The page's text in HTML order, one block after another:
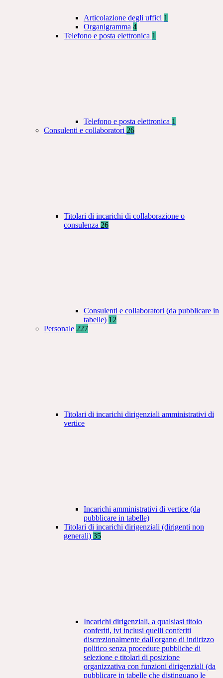
Articolazione degli uffici 1
Organigramma 4
Telefono e posta elettronica 1
Telefono e posta elettronica 1
Consulenti e collaboratori 26
Titolari di incarichi di collaborazione o
consulenza 26
Consulenti e collaboratori (da pubblicare in
tabelle) 12
Personale 227
Titolari di incarichi dirigenziali amministrativi di
vertice
Incarichi amministrativi di vertice (da
pubblicare in tabelle)
Titolari di incarichi dirigenziali (dirigenti non
generali) 35
Incarichi dirigenziali, a qualsiasi titolo
conferiti, ivi inclusi quelli conferiti
discrezionalmente dall'organo di indirizzo
politico senza procedure pubbliche di
selezione e titolari di posizione
organizzativa con funzioni dirigenziali (da
pubblicare in tabelle che distinguano le